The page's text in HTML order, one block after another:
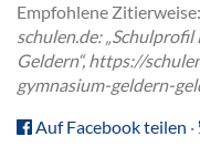
Empfohlene Zitierweise:
schulen.de:
Geldern“, https://
gymnasium-geldern-
Auf Facebook teilen ·